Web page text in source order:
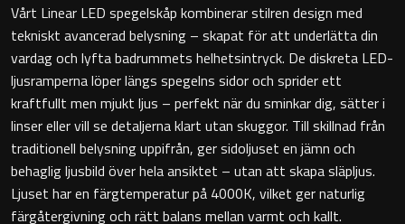
Badkarshandtag
Duschkorgar
Hyllor
Sminkspeglar
Speglar utan belysning
Vårt Linear LED spegelskåp kombinerar stilren design med
tekniskt avancerad belysning – skapat för att underlätta din
vardag och lyfta badrummets helhetsintryck. De diskreta LED-
ljusramperna löper längs spegelns sidor och sprider ett
kraftfullt men mjukt ljus – perfekt när du sminkar dig, sätter i
linser eller vill se detaljerna klart utan skuggor. Till skillnad från
traditionell belysning uppifrån, ger sidoljuset en jämn och
behaglig ljusbild över hela ansiktet – utan att skapa släpljus.
Ljuset har en färgtemperatur på 4000K, vilket ger naturlig
färgåtergivning och rätt balans mellan varmt och kallt.